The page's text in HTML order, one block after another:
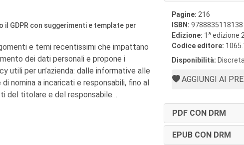
GDPR con suggerimenti e template per
e temi recentissimi che impattano
dei dati personali e propone i
utili per un’azienda: dalle informative alle
nomina a incaricati e responsabili, fino al
del titolare e del responsabile…
Pagine: 216
ISBN: 9788835118138
Edizione: 1 a edizione
Codice editore:
Disponibilità: Discreta
AGGIUNGI AI
PDF CON DRM
EPUB CON DRM